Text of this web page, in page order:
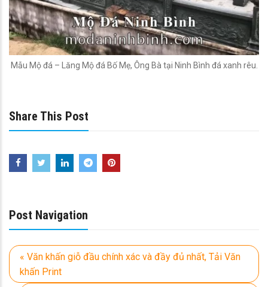
Mẫu Mộ đá – Lăng Mộ đá Bố Mẹ, Ông Bà tại Ninh Bình đá xanh rêu.
Share This Post
Post Navigation
« Văn khấn giỗ đầu chính xác và đầy đủ nhất, Tải Văn
khấn Print